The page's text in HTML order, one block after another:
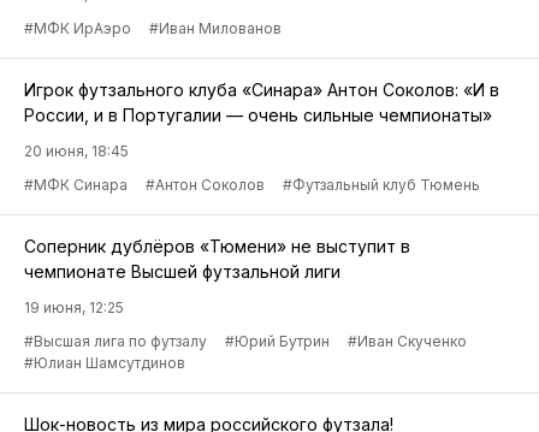
#МФК ИрАэро
#Иван Милованов
Игрок футзального клуба «Синара» Антон Соколов: «И в
России, и в Португалии — очень сильные чемпионаты»
20 июня, 18:45
#МФК Синара
#Антон Соколов #Футзальный клуб Тюмень
Соперник дублёров «Тюмени» не выступит в
чемпионате Высшей футзальной лиги
19 июня, 12:25
#Высшая лига по футзалу
#Юрий Бутрин
#Иван Скученко
#Юлиан Шамсутдинов
Шок-новость из мира российского футзала!